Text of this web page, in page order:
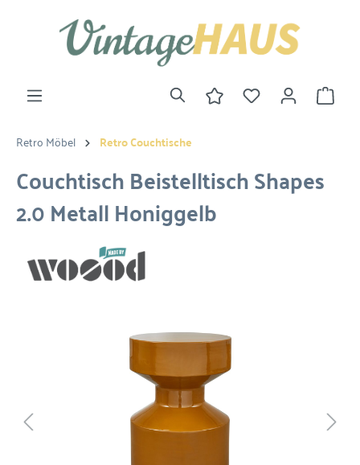
Retro Möbel Retro Couchtische
Couchtisch Beistelltisch Shapes
2.0 Metall Honiggelb